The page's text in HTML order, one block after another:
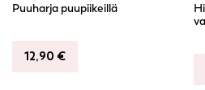
Puuharja puupiikeillä
12,90 €